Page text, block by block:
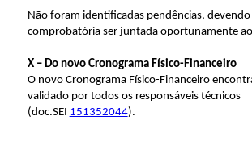
Não foram identificadas pendências,
comprobatória ser juntada oportunamente
X – Do novo Cronograma Físico-Financeiro
Onovo Cronograma Físico-Financeiro
validado por todos os responsáveis técnicos
(doc.SEI 151352044).